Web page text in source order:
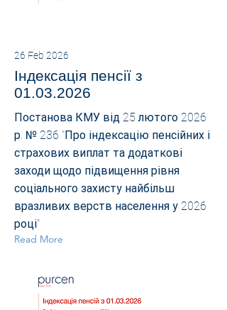
26 Feb 2026
Індексація пенсії з
01.03.2026
Постанова КМУ від 25 лютого 2026
р. № 236 "Про індексацію пенсійних і
страхових виплат та додаткові
заходи щодо підвищення рівня
соціального захисту найбільш
вразливих верств населення у 2026
році"
Read More